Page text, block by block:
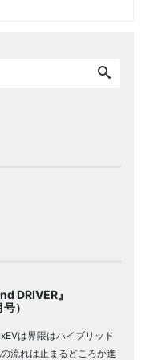
DRIVER』
）
xEVは界隈はハイブリッド
流れは止まるどころか進